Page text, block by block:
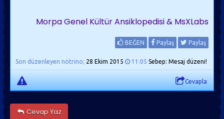
Morpa Genel Kültür Ansiklopedisi & MsXLabs
BEĞEN Paylaş Paylaş
Son düzenleyen nötrino; 28 Ekim 2015 11:05 Sebep: Mesaj düzeni!
Cevapla
Cevap Yaz